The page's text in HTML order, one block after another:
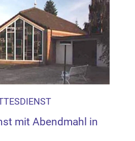
mit Abendmahl in